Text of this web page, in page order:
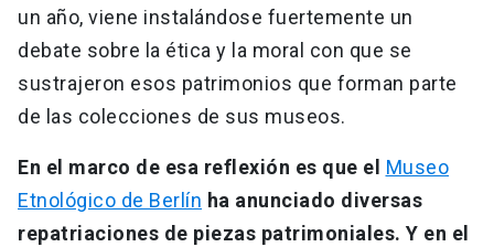
un año, viene instalándose fuertemente un
debate sobre la ética y la moral con que se
sustrajeron esos patrimonios que forman parte
de las colecciones de sus museos.
En el marco de esa reflexión es que el Museo
Etnológico de Berlín ha anunciado diversas
repatriaciones de piezas patrimoniales. Y en el